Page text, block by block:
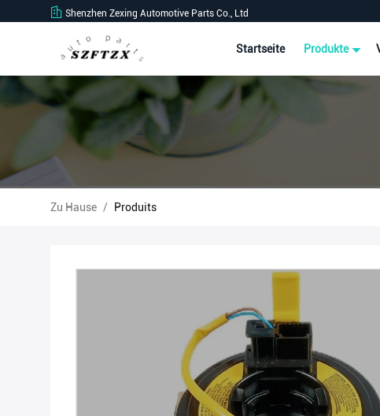
Shenzhen Zexing Automotive Parts Co., Ltd
Startseite Produkte
Zu Hause / Produits